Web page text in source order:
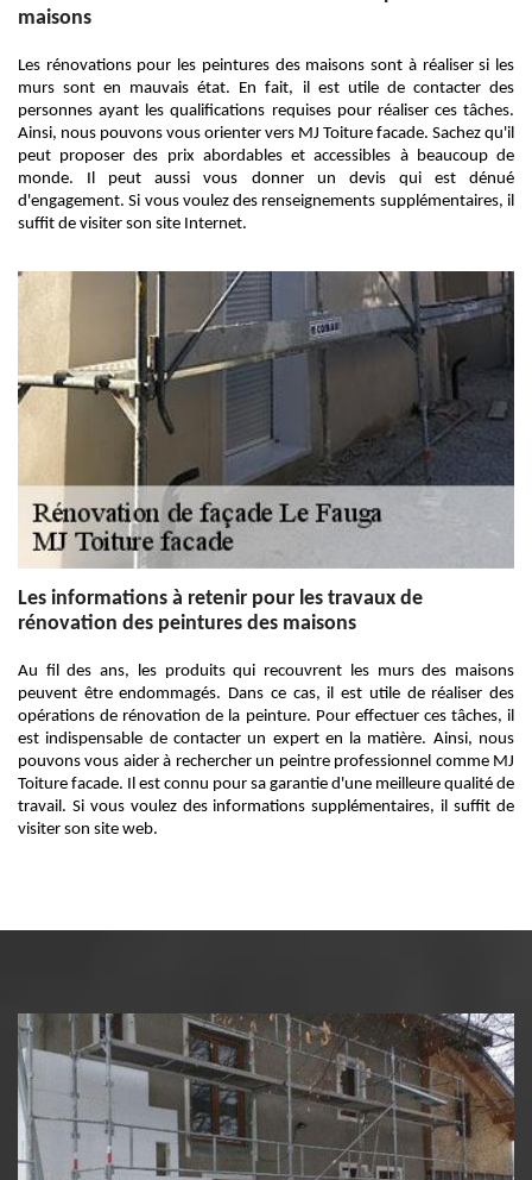
maisons
Les rénovations pour les peintures des maisons sont à réaliser si les
murs sont en mauvais état. En fait, il est utile de contacter des
personnes ayant les qualifications requises pour réaliser ces tâches.
Ainsi, nous pouvons vous orienter vers MJ Toiture facade. Sachez qu'il
peut proposer des prix abordables et accessibles à beaucoup de
monde. Il peut aussi vous donner un devis qui est dénué
d'engagement. Si vous voulez des renseignements supplémentaires, il
suffit de visiter son site Internet.
Les informations à retenir pour les travaux de
rénovation des peintures des maisons
Au fil des ans, les produits qui recouvrent les murs des maisons
peuvent être endommagés. Dans ce cas, il est utile de réaliser des
opérations de rénovation de la peinture. Pour effectuer ces tâches, il
est indispensable de contacter un expert en la matière. Ainsi, nous
pouvons vous aider à rechercher un peintre professionnel comme MJ
Toiture facade. Il est connu pour sa garantie d'une meilleure qualité de
travail. Si vous voulez des informations supplémentaires, il suffit de
visiter son site web.